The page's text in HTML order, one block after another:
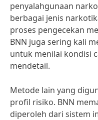
penyalahgunaan
berbagai jenis
proses pengecekan
BNN juga sering kali
untuk menilai kondisi
mendetail.
Metode lain yang
profil risiko. BNN
diperoleh dari sistem